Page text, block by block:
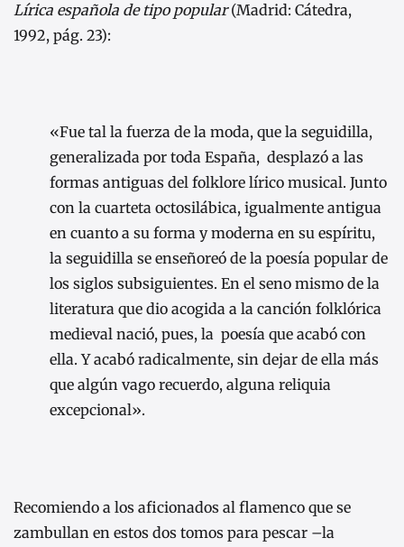
Lírica española de tipo popular(Madrid: Cátedra,
1992, pág. 23):
«Fue tal la fuerza de la moda, que la seguidilla,
generalizada por toda España, desplazó a las
formas antiguas del folklore lírico musical. Junto
con la cuarteta octosilábica, igualmente antigua
en cuanto a su forma y moderna en su espíritu,
la seguidilla se enseñoreó de la poesía popular de
los siglos subsiguientes. En el seno mismo de la
literatura que dio acogida a la canción folklórica
medieval nació, pues, la poesía que acabó con
ella. Y acabó radicalmente, sin dejar de ella más
que algún vago recuerdo, alguna reliquia
excepcional».
Recomiendo a los aficionados al flamenco que se
zambullan en estos dos tomos para pescar –la